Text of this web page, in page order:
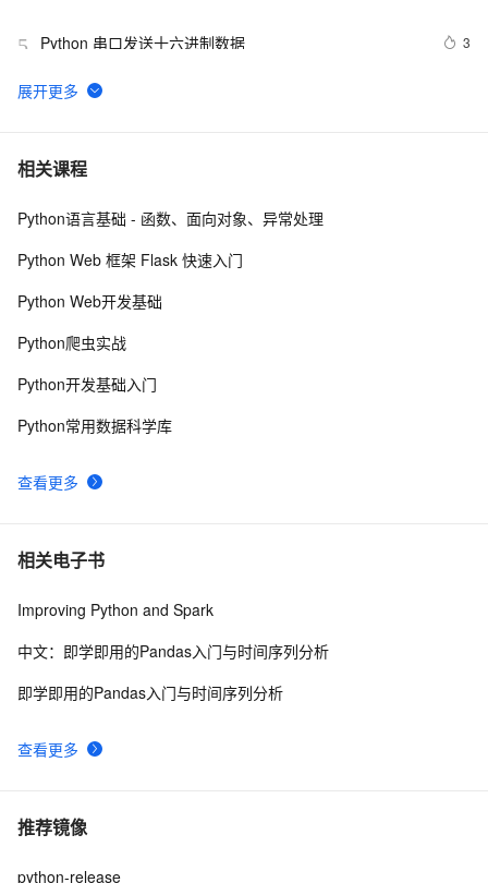
5 Python 串口发送十六进制数据 3
6 python join 和 split的常用使用方法
7 python 模块初始
8 python中使用and和or来实现其它语言中的?号表达式
10Python PIL远程命令执行漏洞复现(CVE-2017-8291
相关课程
查看更多
Python语言基础 - 函数、面向对象、异常处理
Python Web 框架 Flask 快速入门
Python Web开发基础
Python爬虫实战
Python开发基础入门
Python常用数据科学库
相关电子书
查看更多
Improving Python and Spark
中文：即学即用的Pandas入门与时间序列分析
即学即用的Pandas入门与时间序列分析
推荐镜像
python-release